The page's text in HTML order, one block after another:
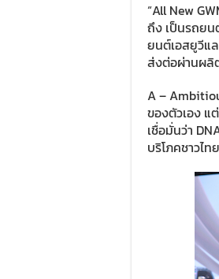
“All New
ถึง เป็นรถยน
ยนต์เอสยูวีแ
ส่งต่อผ่านผลิ
A –
ของตัวเอง แ
เชื่อมั่นว่า
บริโภคชาวไ